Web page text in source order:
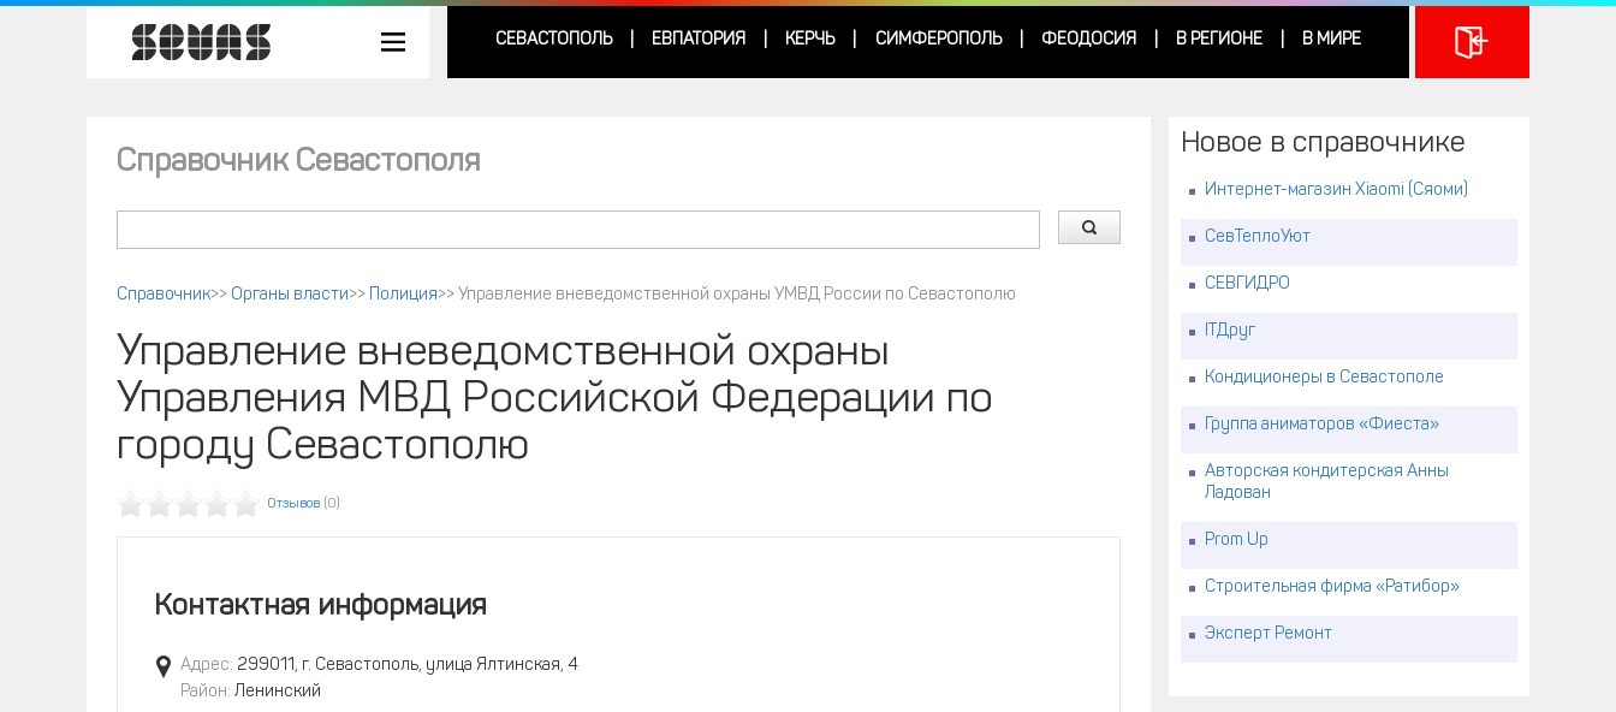
СЕВАСТОПОЛЬ ЕВПАТОРИЯ КЕРЧЬ СИМФЕРОПОЛЬ ФЕОДОСИЯ В РЕГИОНЕ В МИРЕ
Справочник Севастополя
Справочник>> Органы власти>> Полиция>> Управление вневедомственной охраны УМВД России по Севастополю
Управление вневедомственной охраны
Управления МВД Российской Федерации по
городу Севастополю
Отзывов (0)
Контактная информация
Адрес: 299011, г. Севастополь, улица Ялтинская, 4
Район: Ленинский
Новое в справочнике
Интернет-магазин Xiaomi (Сяоми)
СевТеплоУют
СЕВГИДРО
ITДруг
Кондиционеры в Севастополе
Группа аниматоров «Фиеста»
Авторская кондитерская Анны
Ладован
Prom Up
Строительная фирма «Ратибор»
Эксперт Ремонт